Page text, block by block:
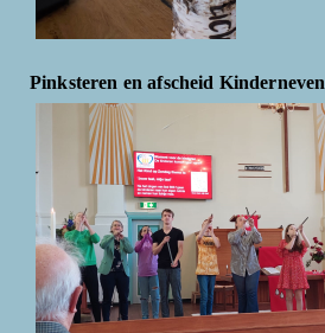
Pinksteren en afscheid